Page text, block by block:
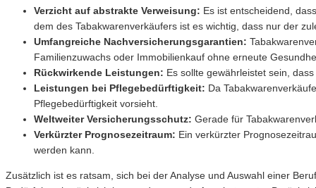
Verzicht auf abstrakte Verweisung: Es ist entscheidend,
dem des Tabakwarenverkäufers ist es wichtig, dass nur der
Umfangreiche Nachversicherungsgarantien:
Familienzuwachs oder Immobilienkauf ohne erneute
Rückwirkende Leistungen: Es sollte gewährleistet sein,
Leistungen bei Pflegebedürftigkeit: Da
Pflegebedürftigkeit vorsieht.
Weltweiter Versicherungsschutz: Gerade für
Verkürzter Prognosezeitraum: Ein verkürzter
werden kann.
Zusätzlich ist es ratsam, sich bei der Analyse und Auswahl einer